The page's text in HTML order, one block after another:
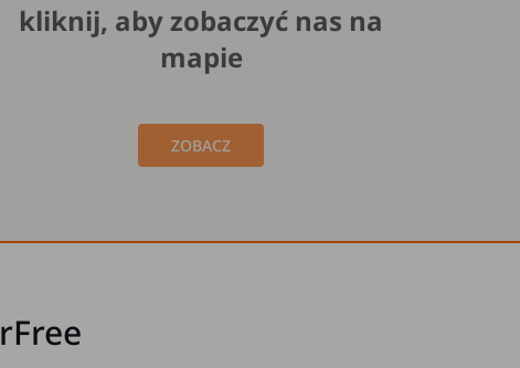
kliknij, aby zobaczyć nas na
mapie
ZOBACZ